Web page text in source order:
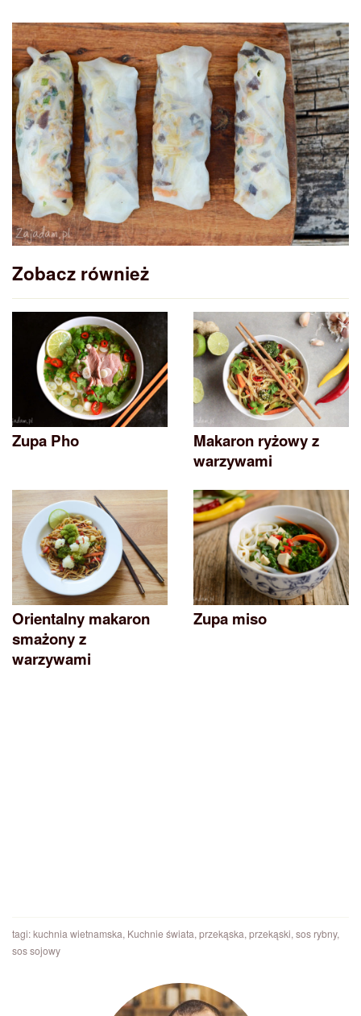
Zobacz również
Zupa Pho
Makaron ryżowy z
warzywami
Orientalny makaron
smażony z
warzywami
Zupa miso
tagi:kuchnia wietnamska, Kuchnie świata,przekąska,przekąski,sos rybny,
sos sojowy